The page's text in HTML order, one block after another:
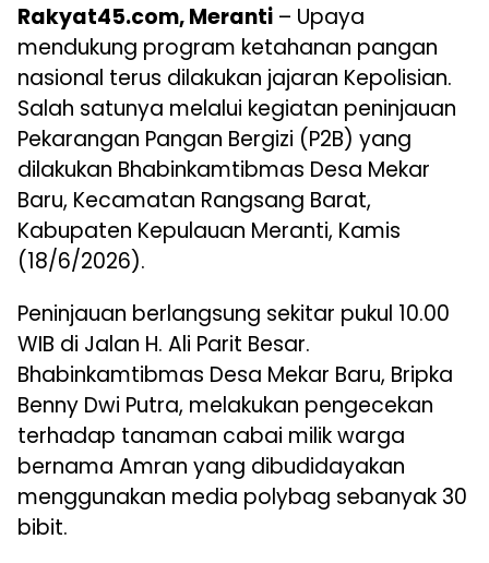
Rakyat45.com, Meranti – Upaya
mendukung program ketahanan pangan
nasional terus dilakukan jajaran Kepolisian.
Salah satunya melalui kegiatan peninjauan
Pekarangan Pangan Bergizi (P2B) yang
dilakukan Bhabinkamtibmas Desa Mekar
Baru, Kecamatan Rangsang Barat,
Kabupaten Kepulauan Meranti, Kamis
(18/6/2026).
Peninjauan berlangsung sekitar pukul 10.00
WIB di Jalan H. Ali Parit Besar.
Bhabinkamtibmas Desa Mekar Baru, Bripka
Benny Dwi Putra, melakukan pengecekan
terhadap tanaman cabai milik warga
bernama Amran yang dibudidayakan
menggunakan media polybag sebanyak 30
bibit.